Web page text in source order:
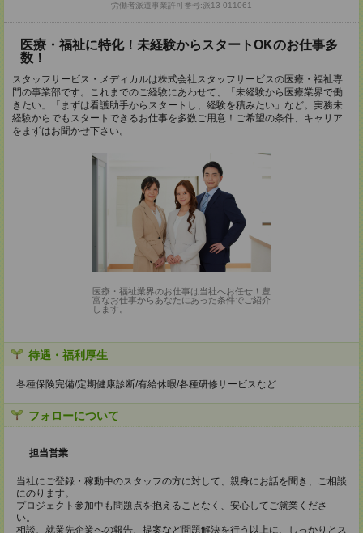
労働者派遣事業許可番号:派13-011061
医療・福祉に特化！未経験からスタートOKのお仕事多
数！
スタッフサービス・メディカルは株式会社スタッフサービスの医療・福祉専
門の事業部です。これまでのご経験にあわせて、「未経験から医療業界で働
きたい」「まずは看護助手からスタートし、経験を積みたい」など。実務未
経験からでもスタートできるお仕事を多数ご用意！ご希望の条件、キャリア
をまずはお聞かせ下さい。
医療・福祉業界のお仕事は当社へお任せ！豊
富なお仕事からあなたにあった条件でご紹介
します。
待遇・福利厚生
各種保険完備/定期健康診断/有給休暇/各種研修サービスなど
フォローについて
担当営業
当社にご登録・稼動中のスタッフの方に対して、親身にお話を聞き、ご相談
にのります。
プロジェクト参加中も問題点を抱えることなく、安心してご就業くださ
い。
相談、就業先企業への報告、提案など問題解決を行う以上に、しっかりとス